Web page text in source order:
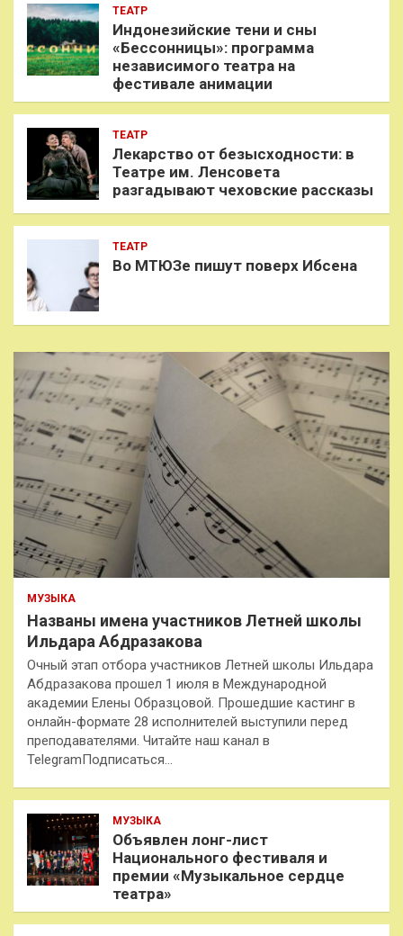
ТЕАТР
Индонезийские тени и сны
«Бессонницы»: программа
независимого театра на
фестивале анимации
ТЕАТР
Лекарство от безысходности: в
Театре им. Ленсовета
разгадывают чеховские рассказы
ТЕАТР
Во МТЮЗе пишут поверх Ибсена
МУЗЫКА
Названы имена участников Летней школы
Ильдара Абдразакова
Очный этап отбора участников Летней школы Ильдара
Абдразакова прошел 1 июля в Международной
академии Елены Образцовой. Прошедшие кастинг в
онлайн-формате 28 исполнителей выступили перед
преподавателями. Читайте наш канал в
TelegramПодписаться…
МУЗЫКА
Объявлен лонг-лист
Национального фестиваля и
премии «Музыкальное сердце
театра»